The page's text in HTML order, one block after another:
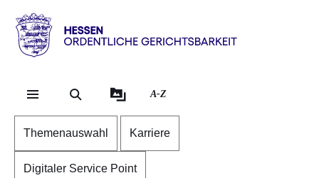
Direkt zum Kopf der
Direkt zum Inhalt
Direkt zum Fuß der
Hessen
Ordentliche
Gerichtsbarkeit
A-Z
Themenauswahl Karriere
Digitaler Service Point